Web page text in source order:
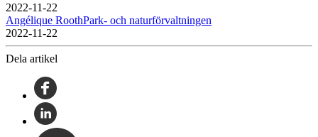
2022-11-22
Angélique RoothPark- och naturförvaltningen
2022-11-22
Dela artikel